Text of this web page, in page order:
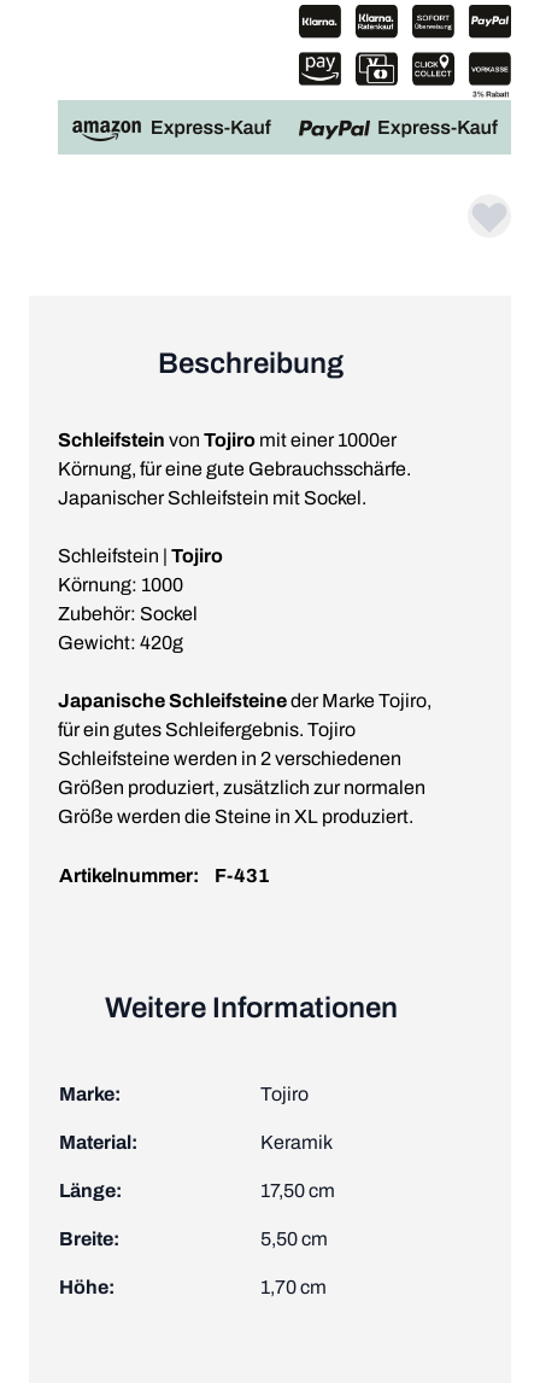
Beschreibung
Schleifstein von Tojiro mit einer 1000er
Körnung, für eine gute Gebrauchsschärfe.
Japanischer Schleifstein mit Sockel.
Schleifstein | Tojiro
Körnung: 1000
Zubehör: Sockel
Gewicht: 420g
Japanische Schleifsteineder Marke Tojiro,
für ein gutes Schleifergebnis. Tojiro
Schleifsteine werden in 2 verschiedenen
Größen produziert, zusätzlich zur normalen
Größe werden die Steine in XL produziert.
Artikelnummer: F-431
Weitere Informationen
Marke: Tojiro
Material: Keramik
Länge: 17,50 cm
Breite: 5,50 cm
Höhe: 1,70 cm